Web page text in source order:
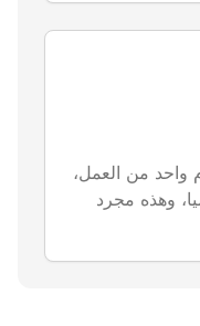
واحد من العمل،
وهذه مجرد